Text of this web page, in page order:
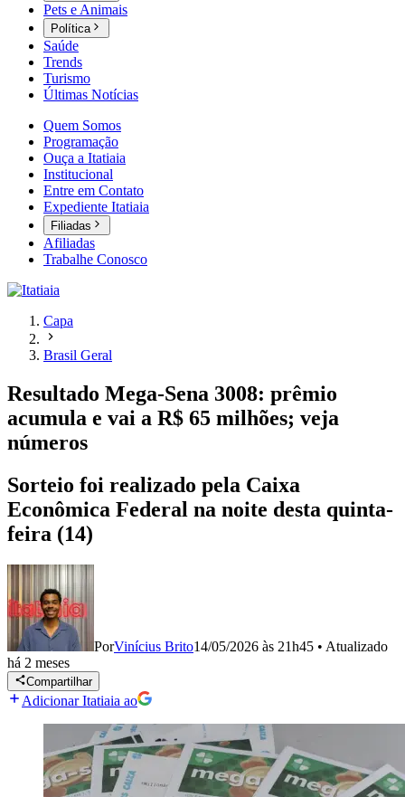
Pets e Animais
Política
Saúde
Trends
Turismo
Últimas Notícias
Quem Somos
Programação
Ouça a Itatiaia
Institucional
Entre em Contato
Expediente Itatiaia
Filiadas
Afiliadas
Trabalhe Conosco
Capa
Brasil Geral
Resultado Mega-Sena 3008: prêmio
acumula e vai a R$ 65 milhões; veja
números
Sorteio foi realizado pela Caixa
Econômica Federal na noite desta quinta-
feira (14)
PorVinícius Brito14/05/2026 às 21h45 • Atualizado
há 2 meses
Compartilhar
Adicionar Itatiaia ao